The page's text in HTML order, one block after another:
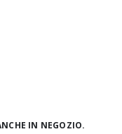
IN NEGOZIO.